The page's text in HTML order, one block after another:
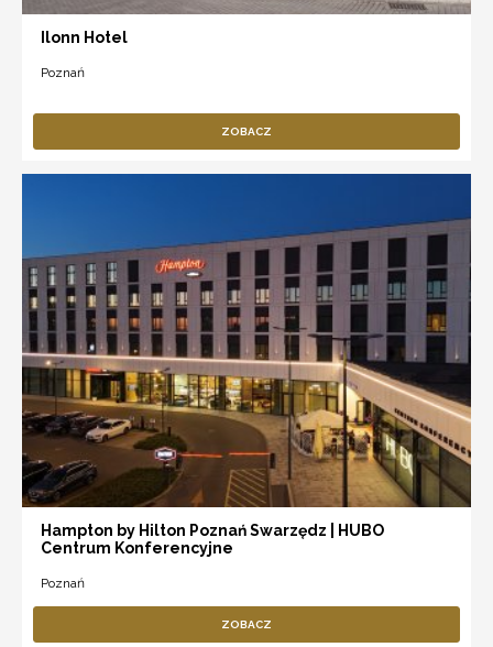
Ilonn Hotel
Poznań
ZOBACZ
Hampton by Hilton Poznań Swarzędz | HUBO
Centrum Konferencyjne
Poznań
ZOBACZ